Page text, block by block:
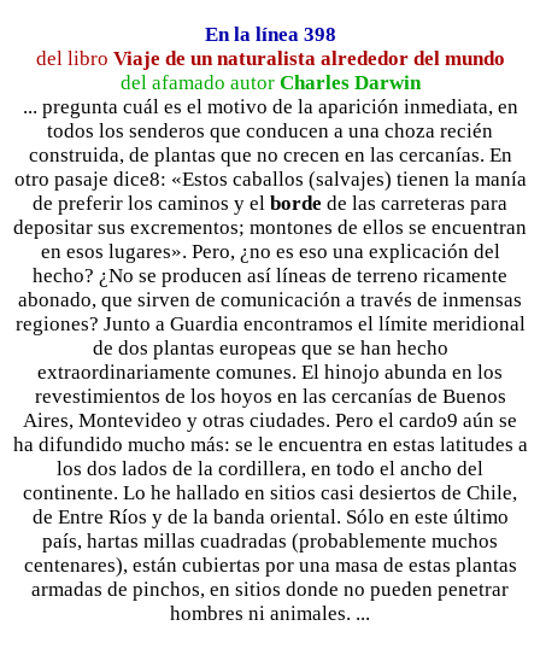
En la línea 398
del libro Viaje de un naturalista alrededor del mundo
del afamado autor Charles Darwin
... pregunta cuál es el motivo de la aparición inmediata, en
todos los senderos que conducen a una choza recién
construida, de plantas que no crecen en las cercanías. En
otro pasaje dice8: «Estos caballos (salvajes) tienen la manía
de preferir los caminos y el borde de las carreteras para
depositar sus excrementos; montones de ellos se encuentran
en esos lugares». Pero, ¿no es eso una explicación del
hecho? ¿No se producen así líneas de terreno ricamente
abonado, que sirven de comunicación a través de inmensas
regiones? Junto a Guardia encontramos el límite meridional
de dos plantas europeas que se han hecho
extraordinariamente comunes. El hinojo abunda en los
revestimientos de los hoyos en las cercanías de Buenos
Aires, Montevideo y otras ciudades. Pero el cardo9 aún se
ha difundido mucho más: se le encuentra en estas latitudes a
los dos lados de la cordillera, en todo el ancho del
continente. Lo he hallado en sitios casi desiertos de Chile,
de Entre Ríos y de la banda oriental. Sólo en este último
país, hartas millas cuadradas (probablemente muchos
centenares), están cubiertas por una masa de estas plantas
armadas de pinchos, en sitios donde no pueden penetrar
hombres ni animales. ...